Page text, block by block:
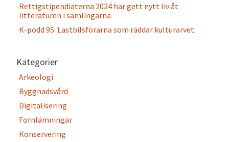
Rettigstipendiaterna 2024 har gett nytt liv åt
litteraturen i samlingarna
K-podd 95: Lastbilsförarna som räddar kulturarvet
Kategorier
Arkeologi
Byggnadsvård
Digitalisering
Fornlämningar
Konservering